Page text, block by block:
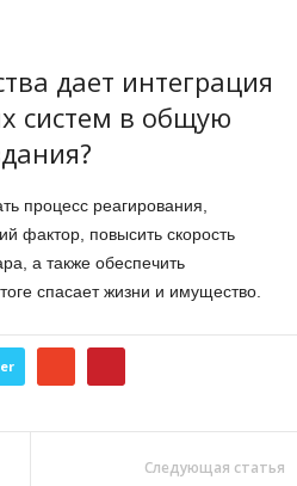
дает интеграция
систем в общую
процесс реагирования,
фактор, повысить скорость
а также обеспечить
спасает жизни и имущество.
Следующая статья